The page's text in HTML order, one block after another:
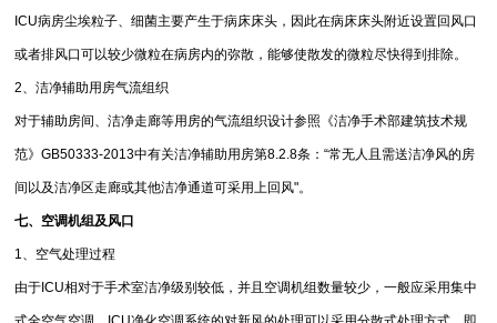
ICU病房尘埃粒子、细菌主要产生于病床床头，因此在病床床头附近设置回风口
或者排风口可以较少微粒在病房内的弥散，能够使散发的微粒尽快得到排除。
2、洁净辅助用房气流组织
对于辅助房间、洁净走廊等用房的气流组织设计参照《洁净手术部建筑技术规
范》GB50333-2013中有关洁净辅助用房第8.2.8条：“常无人且需送洁净风的房
间以及洁净区走廊或其他洁净通道可采用上回风"。
七、空调机组及风口
1、空气处理过程
由于ICU相对于手术室洁净级别较低，并且空调机组数量较少，一般应采用集中